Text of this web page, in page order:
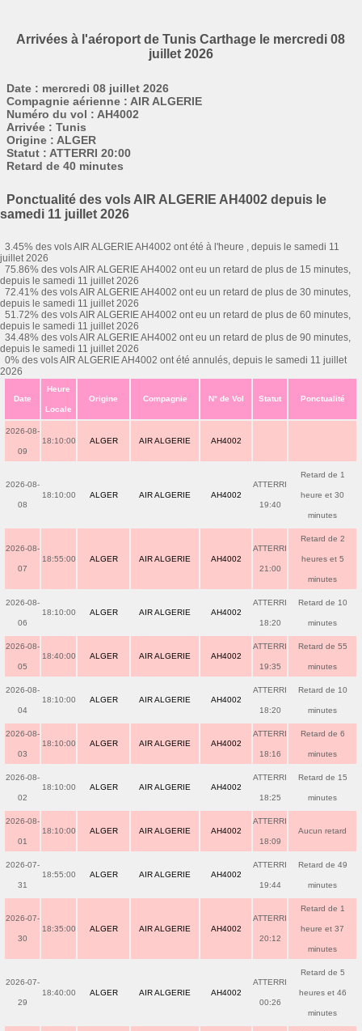
Arrivées à l'aéroport de Tunis Carthage le mercredi 08
juillet 2026
Date : mercredi 08 juillet 2026
Compagnie aérienne : AIR ALGERIE
Numéro du vol : AH4002
Arrivée : Tunis
Origine : ALGER
Statut : ATTERRI 20:00
Retard de 40 minutes
Ponctualité des vols AIR ALGERIE AH4002 depuis le
samedi 11 juillet 2026
3.45% des vols AIR ALGERIE AH4002 ont été à l'heure , depuis le samedi 11
juillet 2026
75.86% des vols AIR ALGERIE AH4002 ont eu un retard de plus de 15 minutes,
depuis le samedi 11 juillet 2026
72.41% des vols AIR ALGERIE AH4002 ont eu un retard de plus de 30 minutes,
depuis le samedi 11 juillet 2026
51.72% des vols AIR ALGERIE AH4002 ont eu un retard de plus de 60 minutes,
depuis le samedi 11 juillet 2026
34.48% des vols AIR ALGERIE AH4002 ont eu un retard de plus de 90 minutes,
depuis le samedi 11 juillet 2026
0% des vols AIR ALGERIE AH4002 ont été annulés, depuis le samedi 11 juillet
2026
Date
Heure
Locale
Origine Compagnie N° de Vol Statut Ponctualité
2026-08-
09
18:10:00 ALGER AIR ALGERIE AH4002
2026-08-
08
18:10:00 ALGER AIR ALGERIE AH4002
ATTERRI
19:40
Retard de 1
heure et 30
minutes
2026-08-
07
18:55:00 ALGER AIR ALGERIE AH4002
ATTERRI
21:00
Retard de 2
heures et 5
minutes
2026-08-
06
18:10:00 ALGER AIR ALGERIE AH4002
ATTERRI
18:20
Retard de 10
minutes
2026-08-
05
18:40:00 ALGER AIR ALGERIE AH4002
ATTERRI
19:35
Retard de 55
minutes
2026-08-
04
18:10:00 ALGER AIR ALGERIE AH4002
ATTERRI
18:20
Retard de 10
minutes
2026-08-
03
18:10:00 ALGER AIR ALGERIE AH4002
ATTERRI
18:16
Retard de 6
minutes
2026-08-
02
18:10:00 ALGER AIR ALGERIE AH4002
ATTERRI
18:25
Retard de 15
minutes
2026-08-
01
18:10:00 ALGER AIR ALGERIE AH4002
ATTERRI
18:09
Aucun retard
2026-07-
31
18:55:00 ALGER AIR ALGERIE AH4002
ATTERRI
19:44
Retard de 49
minutes
2026-07-
30
18:35:00 ALGER AIR ALGERIE AH4002
ATTERRI
20:12
Retard de 1
heure et 37
minutes
2026-07-
29
18:40:00 ALGER AIR ALGERIE AH4002
ATTERRI
00:26
Retard de 5
heures et 46
minutes